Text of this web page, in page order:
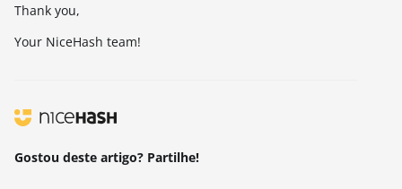
Thank you,
Your NiceHash team!
Gostou deste artigo? Partilhe!